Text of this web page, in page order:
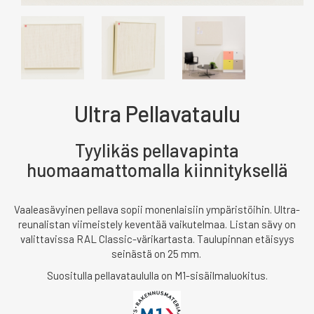
Ultra Pellavataulu
Tyylikäs pellavapinta
huomaamattomalla kiinnityksellä
Vaaleasävyinen pellava sopii monenlaisiin ympäristöihin. Ultra-
reunalistan viimeistely keventää vaikutelmaa. Listan sävy on
valittavissa RAL Classic-värikartasta. Taulupinnan etäisyys
seinästä on 25 mm.
Suositulla pellavataululla on M1-sisäilmaluokitus.